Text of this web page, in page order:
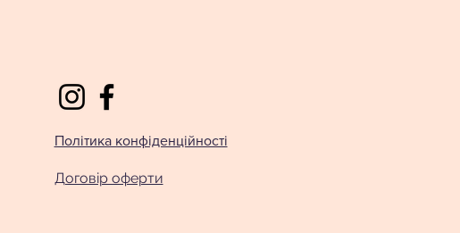
Політика конфіденційності
Договір оферти